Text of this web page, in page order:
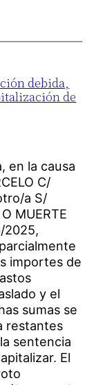
debida,
de
en la causa
C/
a S/
MUERTE
2025,
importes de
y el
sumas se
restantes
sentencia
El